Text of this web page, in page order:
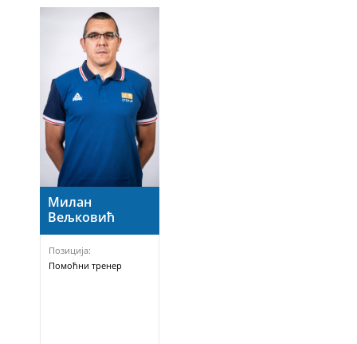
Милан
Вељковић
Позиција:
Помоћни тренер